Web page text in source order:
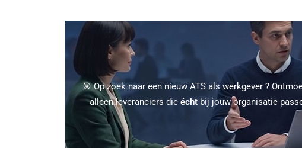
🎯 Op zoek naar een nieuw ATS als werkgever ?
alleen leveranciers dieécht bij jouw organisatie